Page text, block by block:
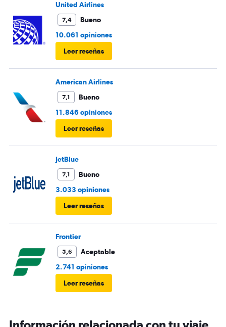
United Airlines
7,4
Bueno
10.061 opiniones
Leer reseñas
American Airlines
7,1
Bueno
11.846 opiniones
Leer reseñas
JetBlue
7,1
Bueno
3.033 opiniones
Leer reseñas
Frontier
5,6
Aceptable
2.741 opiniones
Leer reseñas